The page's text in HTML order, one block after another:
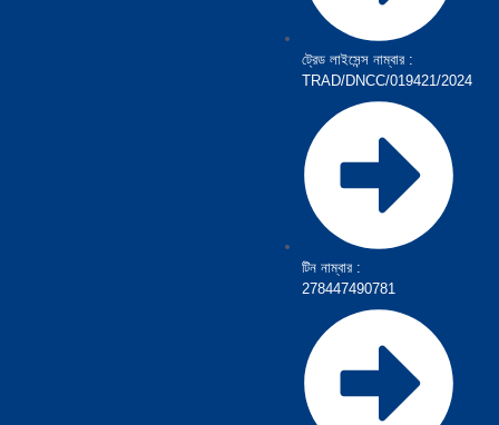
ট্রেড লাইসেন্স নাম্বার :
TRAD/DNCC/019421/2024
টিন নাম্বার :
278447490781